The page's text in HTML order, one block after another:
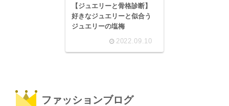
【ジュエリーと骨格診断】
好きなジュエリーと似合う
ジュエリーの塩梅
2022.09.10
ファッションブログ